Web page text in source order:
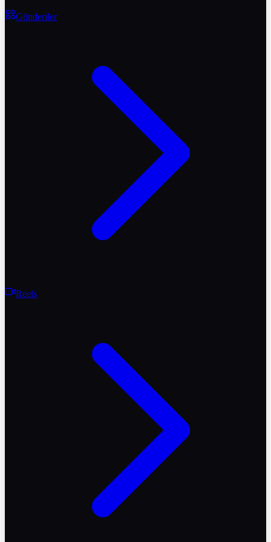
Gönderiler
Reels